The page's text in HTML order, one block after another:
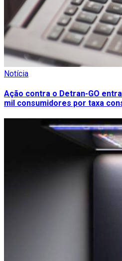
Notícia
Ação contra o Detran-GO
mil consumidores por taxa